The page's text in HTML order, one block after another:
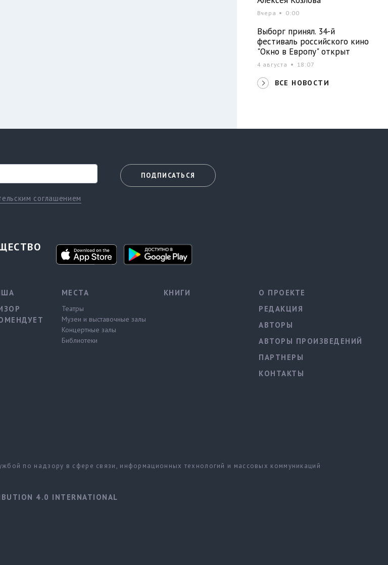
Вчера 0:00
Выборг принял. 34-й
фестиваль российского кино
"Окно в Европу" открыт
4 августа 18:07
ВСЕ НОВОСТИ
соглашением
ПОДПИСАТЬСЯ
МЕСТА
Театры
Музеи и выставочные залы
Концертные залы
Библиотеки
КНИГИ
О ПРОЕКТЕ
РЕДАКЦИЯ
АВТОРЫ
АВТОРЫ ПРОИЗВЕДЕНИЙ
ПАРТНЕРЫ
КОНТАКТЫ
по надзору в сфере связи, информационных технологий и массовых коммуникаций
4.0 INTERNATIONAL